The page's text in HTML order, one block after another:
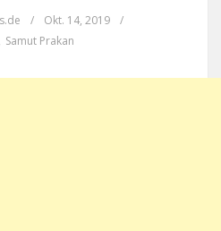
/ Okt. 14, 2019
/
Samut Prakan